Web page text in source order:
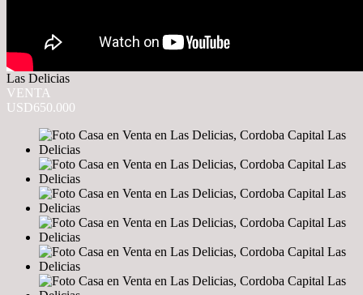
Las Delicias
VENTA
USD650.000